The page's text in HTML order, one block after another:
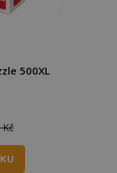
500XL